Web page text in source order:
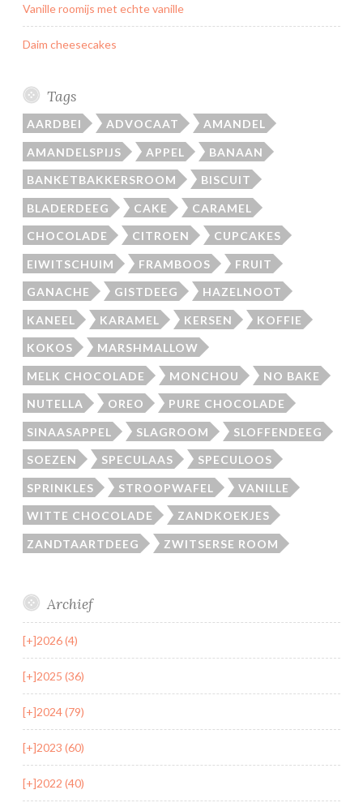
Vanille roomijs met echte vanille
Daim cheesecakes
Tags
AARDBEI ADVOCAAT AMANDEL
AMANDELSPIJS APPEL BANAAN
BANKETBAKKERSROOM BISCUIT
BLADERDEEG CAKE CARAMEL
CHOCOLADE CITROEN CUPCAKES
EIWITSCHUIM FRAMBOOS FRUIT
GANACHE GISTDEEG HAZELNOOT
KANEEL KARAMEL KERSEN KOFFIE
KOKOS MARSHMALLOW
MELK CHOCOLADE MONCHOU NO BAKE
NUTELLA OREO PURE CHOCOLADE
SINAASAPPEL SLAGROOM SLOFFENDEEG
SOEZEN SPECULAAS SPECULOOS
SPRINKLES STROOPWAFEL VANILLE
WITTE CHOCOLADE ZANDKOEKJES
ZANDTAARTDEEG ZWITSERSE ROOM
Archief
[+]2026 (4)
[+]2025 (36)
[+]2024 (79)
[+]2023 (60)
[+]2022 (40)